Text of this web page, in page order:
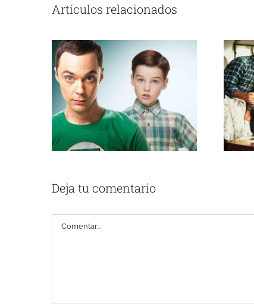
Artículos relacionados
QUIERE QUE SEAS
Deja tu comentario
Comentar